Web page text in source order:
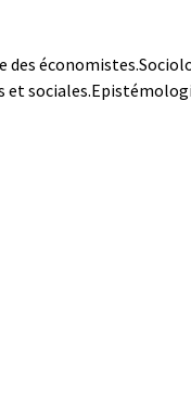
des économistes.
et sociales.